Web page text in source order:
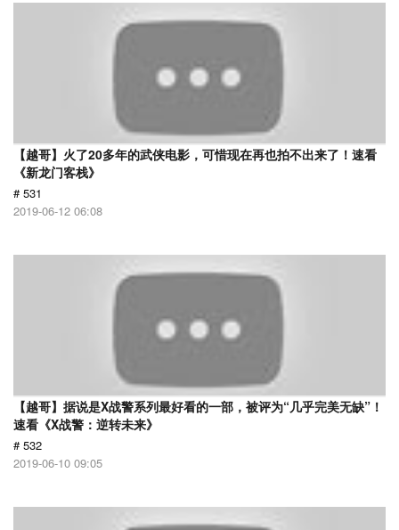
【越哥】火了20多年的武侠电影，可惜现在再也拍不出来了！速看
《新龙门客栈》
# 531
2019-06-12 06:08
【越哥】据说是X战警系列最好看的一部，被评为“几乎完美无缺”！
速看《X战警：逆转未来》
# 532
2019-06-10 09:05